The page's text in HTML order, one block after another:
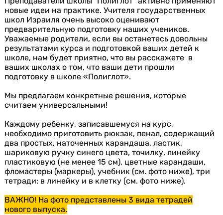
новые идеи на практике. Учителя государственных
школ Израиля очень высоко оценивают
предварительную подготовку наших учеников.
Уважаемые родители, если вы останетесь довольны
результатами курса и подготовкой ваших детей к
школе, нам будет приятно, что вы расскажете в
ваших школах о том, что ваши дети прошли
подготовку в школе «Полиглот».
Мы предлагаем конкретные решения, которые
считаем универсальными!
Каждому ребенку, записавшемуся на курс,
необходимо приготовить рюкзак, пенал, содержащий
два простых, наточенных карандаша, ластик,
шариковую ручку синего цвета, точилку, линейку
пластиковую (не менее 15 см), цветные карандаши,
фломастеры (маркеры), учебник (см. фото ниже), три
тетради: в линейку и в клетку (см. фото ниже).
ВАЖНО! На фото представлены 3 вида тетрадей
нового выпуска.